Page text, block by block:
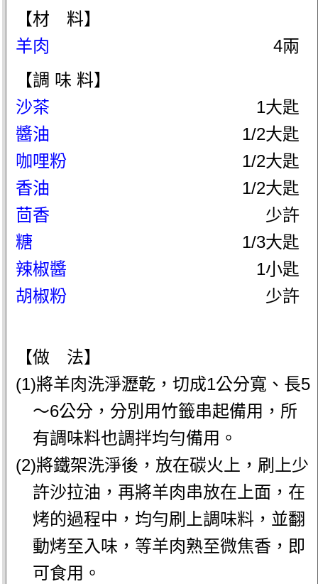
【材 料】
羊肉
4兩
【調 味 料】
沙茶
1大匙
醬油
1/2大匙
咖哩粉
1/2大匙
香油
1/2大匙
茴香
少許
糖
1/3大匙
辣椒醬
1小匙
胡椒粉
少許
【做 法】
(1)將羊肉洗淨瀝乾，切成1公分寬、長5
～6公分，分別用竹籤串起備用，所
有調味料也調拌均勻備用。
(2)將鐵架洗淨後，放在碳火上，刷上少
許沙拉油，再將羊肉串放在上面，在
烤的過程中，均勻刷上調味料，並翻
動烤至入味，等羊肉熟至微焦香，即
可食用。